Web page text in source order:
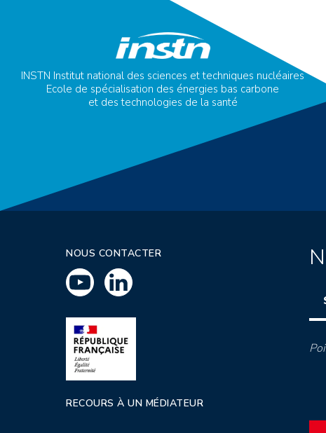
INSTN Institut national des sciences et techniques nucléaires
Ecole de spécialisation des énergies bas carbone
et des technologies de la santé
NOUS CONTACTER
RECOURS À UN MÉDIATEUR